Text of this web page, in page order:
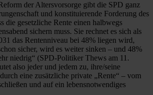
der Altersvorsorge gibt die SPD ganz
und konstituierende Forderung des
die gesetzliche Rente einen halbwegs
sichern muss. Sie rechnet es sich als
das Rentenniveau bei 48% liegen wird,
sicher, wird es weiter sinken – und 48%
niedrig“ (SPD-Politiker Thews am 11.
also jeder und jedem zu, ihre/seine
eine zusätzliche private „Rente“ – vom
und auf ein lebensnotwendiges